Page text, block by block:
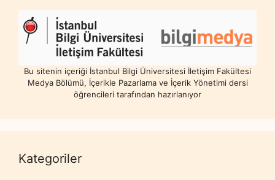
Bu sitenin içeriği İstanbul Bilgi Üniversitesi İletişim Fakültesi
Medya Bölümü, İçerikle Pazarlama ve İçerik Yönetimi dersi
öğrencileri tarafından hazırlanıyor
Kategoriler